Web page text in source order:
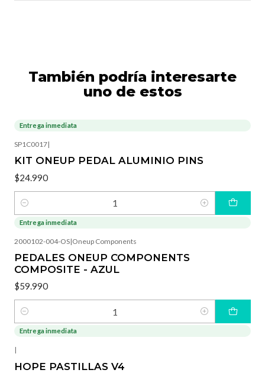
También podría interesarte
uno de estos
Entrega inmediata
SP1C0017|
KIT ONEUP PEDAL ALUMINIO PINS
$24.990
Cantidad
Entrega inmediata
2000102-004-OS|Oneup Components
PEDALES ONEUP COMPONENTS
COMPOSITE - AZUL
$59.990
Cantidad
Entrega inmediata
|
HOPE PASTILLAS V4